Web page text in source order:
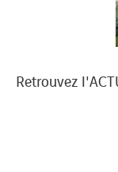
Retrouvez